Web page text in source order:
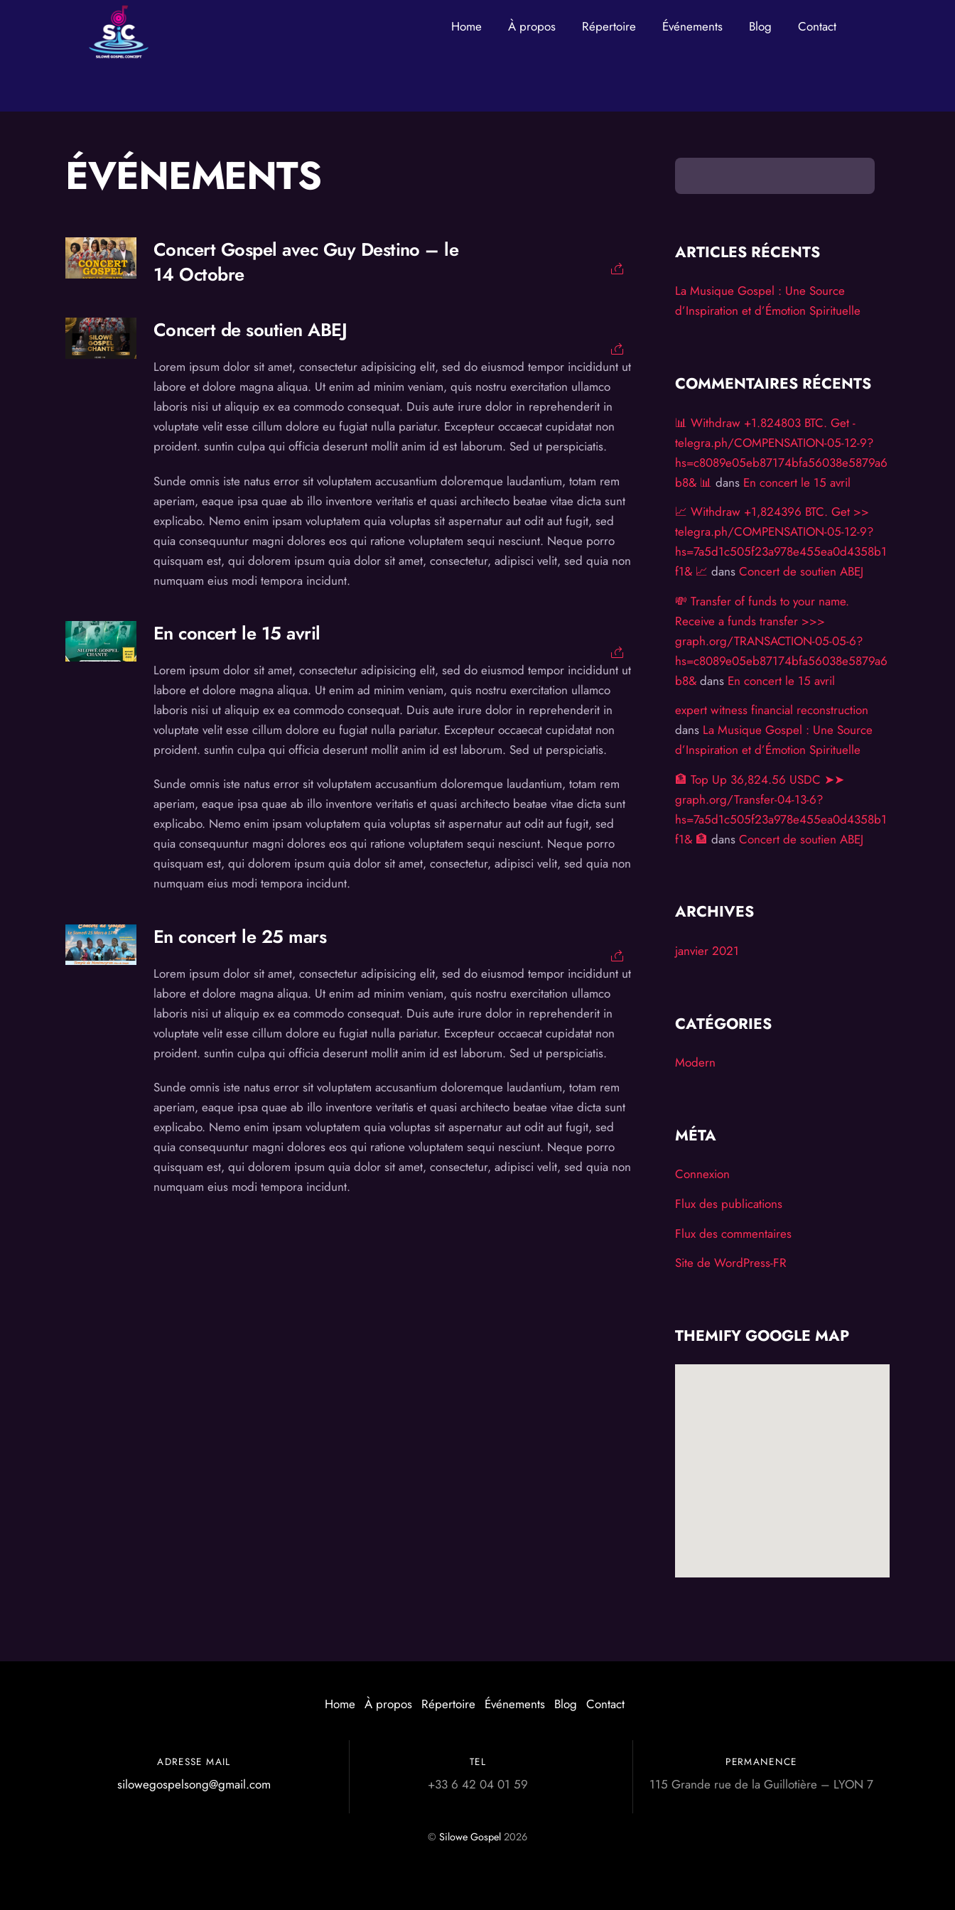
Home À propos Répertoire Événements Blog Contact
ÉVÉNEMENTS
Concert Gospel avec Guy Destino – le
14 Octobre
Concert de soutien ABEJ
Lorem ipsum dolor sit amet, consectetur adipisicing elit, sed do eiusmod tempor incididunt ut
labore et dolore magna aliqua. Ut enim ad minim veniam, quis nostru exercitation ullamco
laboris nisi ut aliquip ex ea commodo consequat. Duis aute irure dolor in reprehenderit in
voluptate velit esse cillum dolore eu fugiat nulla pariatur. Excepteur occaecat cupidatat non
proident. suntin culpa qui officia deserunt mollit anim id est laborum. Sed ut perspiciatis.
Sunde omnis iste natus error sit voluptatem accusantium doloremque laudantium, totam rem
aperiam, eaque ipsa quae ab illo inventore veritatis et quasi architecto beatae vitae dicta sunt
explicabo. Nemo enim ipsam voluptatem quia voluptas sit aspernatur aut odit aut fugit, sed
quia consequuntur magni dolores eos qui ratione voluptatem sequi nesciunt. Neque porro
quisquam est, qui dolorem ipsum quia dolor sit amet, consectetur, adipisci velit, sed quia non
numquam eius modi tempora incidunt.
En concert le 15 avril
Lorem ipsum dolor sit amet, consectetur adipisicing elit, sed do eiusmod tempor incididunt ut
labore et dolore magna aliqua. Ut enim ad minim veniam, quis nostru exercitation ullamco
laboris nisi ut aliquip ex ea commodo consequat. Duis aute irure dolor in reprehenderit in
voluptate velit esse cillum dolore eu fugiat nulla pariatur. Excepteur occaecat cupidatat non
proident. suntin culpa qui officia deserunt mollit anim id est laborum. Sed ut perspiciatis.
Sunde omnis iste natus error sit voluptatem accusantium doloremque laudantium, totam rem
aperiam, eaque ipsa quae ab illo inventore veritatis et quasi architecto beatae vitae dicta sunt
explicabo. Nemo enim ipsam voluptatem quia voluptas sit aspernatur aut odit aut fugit, sed
quia consequuntur magni dolores eos qui ratione voluptatem sequi nesciunt. Neque porro
quisquam est, qui dolorem ipsum quia dolor sit amet, consectetur, adipisci velit, sed quia non
numquam eius modi tempora incidunt.
En concert le 25 mars
Lorem ipsum dolor sit amet, consectetur adipisicing elit, sed do eiusmod tempor incididunt ut
labore et dolore magna aliqua. Ut enim ad minim veniam, quis nostru exercitation ullamco
laboris nisi ut aliquip ex ea commodo consequat. Duis aute irure dolor in reprehenderit in
voluptate velit esse cillum dolore eu fugiat nulla pariatur. Excepteur occaecat cupidatat non
proident. suntin culpa qui officia deserunt mollit anim id est laborum. Sed ut perspiciatis.
Sunde omnis iste natus error sit voluptatem accusantium doloremque laudantium, totam rem
aperiam, eaque ipsa quae ab illo inventore veritatis et quasi architecto beatae vitae dicta sunt
explicabo. Nemo enim ipsam voluptatem quia voluptas sit aspernatur aut odit aut fugit, sed
quia consequuntur magni dolores eos qui ratione voluptatem sequi nesciunt. Neque porro
quisquam est, qui dolorem ipsum quia dolor sit amet, consectetur, adipisci velit, sed quia non
numquam eius modi tempora incidunt.
ARTICLES RÉCENTS
La Musique Gospel : Une Source
d’Inspiration et d’Émotion Spirituelle
COMMENTAIRES RÉCENTS
📊 Withdraw +1.824803 BTC. Get -
telegra.ph/COMPENSATION-05-12-9?
hs=c8089e05eb87174bfa56038e5879a6
b8& 📊 dans En concert le 15 avril
📈 Withdraw +1,824396 BTC. Get >>
telegra.ph/COMPENSATION-05-12-9?
hs=7a5d1c505f23a978e455ea0d4358b1
f1& 📈 dansConcert de soutien ABEJ
💸 Transfer of funds to your name.
Receive a funds transfer >>>
graph.org/TRANSACTION-05-05-6?
hs=c8089e05eb87174bfa56038e5879a6
b8& dans En concert le 15 avril
expert witness financial reconstruction
dans La Musique Gospel : Une Source
d’Inspiration et d’Émotion Spirituelle
🏦 Top Up 36,824.56 USDC ➤➤
graph.org/Transfer-04-13-6?
hs=7a5d1c505f23a978e455ea0d4358b1
f1& 🏦 dansConcert de soutien ABEJ
ARCHIVES
janvier 2021
CATÉGORIES
Modern
MÉTA
Connexion
Flux des publications
Flux des commentaires
Site de WordPress-FR
THEMIFY GOOGLE MAP
ADRESSE MAIL
silowegospelsong@gmail.com
TEL
+33 6 42 04 01 59
PERMANENCE
115 Grande rue de la Guillotière – LYON 7
Home À propos Répertoire Événements Blog Contact
© Silowe Gospel 2026